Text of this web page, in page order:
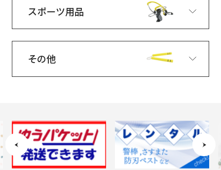
スポーツ用品
その他